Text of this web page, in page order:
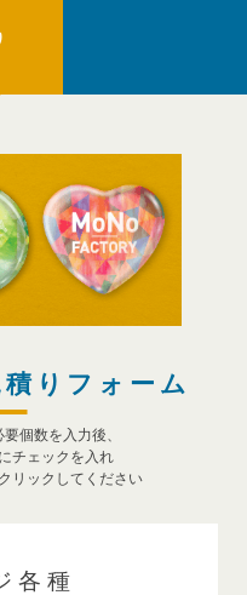
りフォーム
個数を入力後、
チェックを入れ
リックしてください
各種